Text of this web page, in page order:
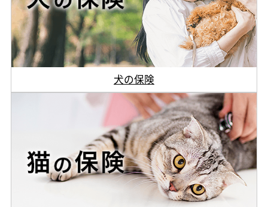
犬の保険